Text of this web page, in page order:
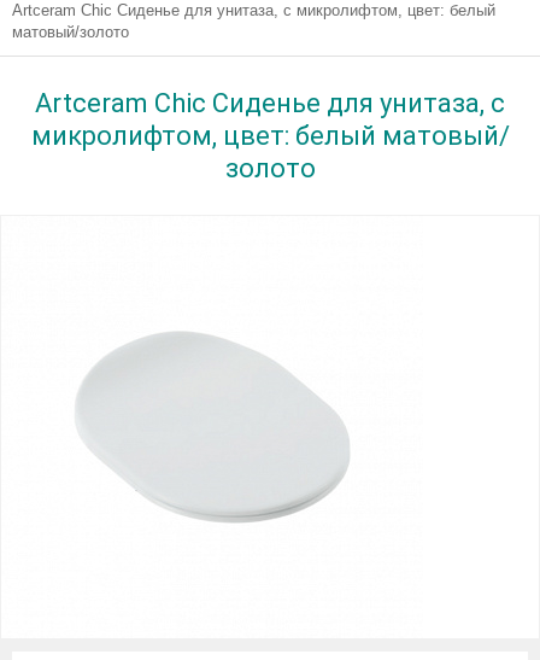
Artceram Chic Сиденье для унитаза, с микролифтом, цвет: белый
матовый/золото
Artceram Chic Сиденье для унитаза, с
микролифтом, цвет: белый матовый/
золото